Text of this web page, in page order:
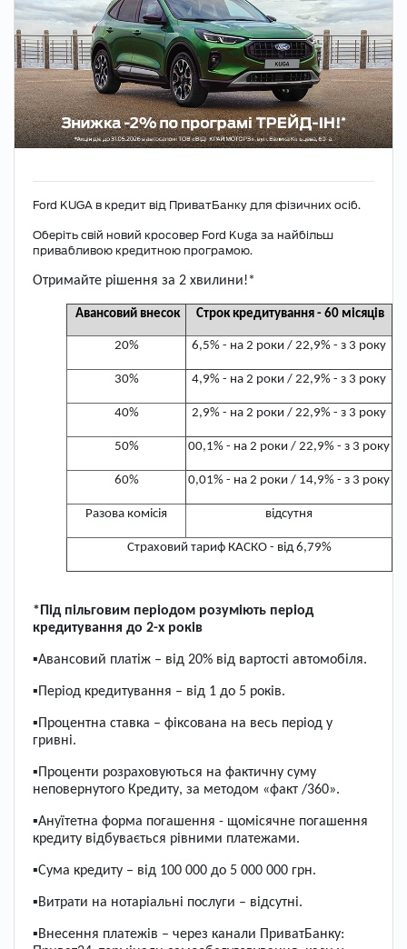
Ford KUGA в кредит від ПриватБанку для фізичних осіб.
Оберіть свій новий кросовер Ford Kuga за найбільш
привабливою кредитною програмою.
Отримайте рішення за 2 хвилини!*
Авансовий внесок Строк кредитування - 60 місяців
20% 6,5% - на 2 роки / 22,9% - з 3 року
30% 4,9% - на 2 роки / 22,9% - з 3 року
40% 2,9% - на 2 роки / 22,9% - з 3 року
50% 00,1% - на 2 роки / 22,9% - з 3 року
60% 0,01% - на 2 роки / 14,9% - з 3 року
Разова комісія відсутня
Страховий тариф КАСКО - від 6,79%
*Під пільговим періодом розуміють період
кредитування до 2-х років
▪Авансовий платіж – від 20% від вартості автомобіля.
▪Період кредитування – від 1 до 5 років.
▪Процентна ставка – фіксована на весь період у
гривні.
▪Проценти розраховуються на фактичну суму
неповернутого Кредиту, за методом «факт /360».
▪Ануїтетна форма погашення - щомісячне погашення
кредиту відбувається рівними платежами.
▪Сума кредиту – від 100 000 до 5 000 000 грн.
▪Витрати на нотаріальні послуги – відсутні.
▪Внесення платежів – через канали ПриватБанку: